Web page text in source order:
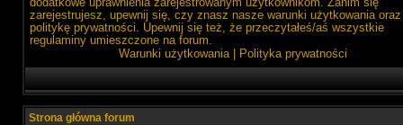
dodatkowe uprawnienia zarejestrowanym użytkownikom. Zanim się
zarejestrujesz, upewnij się, czy znasz nasze warunki użytkowania oraz
politykę prywatności. Upewnij się też, że przeczytałeś/aś wszystkie
regulaminy umieszczone na forum.
Warunki użytkowania| Polityka prywatności
Strona główna forum